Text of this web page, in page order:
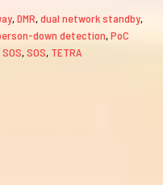
,DMR,dual network standby,
down detection,PoC
,SOS, TETRA